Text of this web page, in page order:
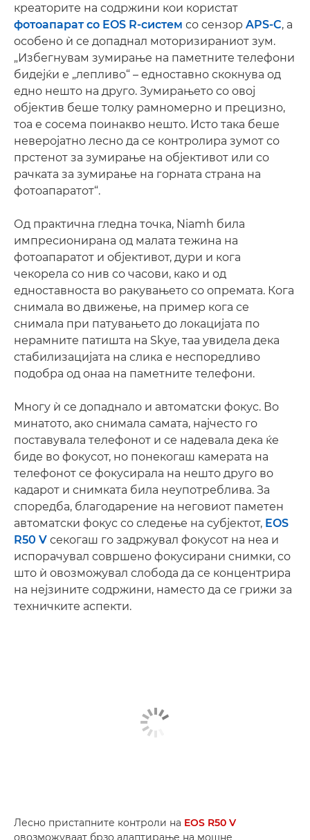
креаторите на содржини кои користат
фотоапарат со EOS R-систем со сензор APS-C, а
особено ѝ се допаднал моторизираниот зум.
„Избегнувам зумирање на паметните телефони
бидејќи е „лепливо“ – едноставно скокнува од
едно нешто на друго. Зумирањето со овој
објектив беше толку рамномерно и прецизно,
тоа е сосема поинакво нешто. Исто така беше
неверојатно лесно да се контролира зумот со
прстенот за зумирање на објективот или со
рачката за зумирање на горната страна на
фотоапаратот“.
Од практична гледна точка, Niamh била
импресионирана од малата тежина на
фотоапаратот и објективот, дури и кога
чекорела со нив со часови, како и од
едноставноста во ракувањето со опремата. Кога
снимала во движење, на пример кога се
снимала при патувањето до локацијата по
нерамните патишта на Skye, таа увидела дека
стабилизацијата на слика е неспоредливо
подобра од онаа на паметните телефони.
Многу ѝ се допаднало и автоматски фокус. Во
минатото, ако снимала самата, најчесто го
поставувала телефонот и се надевала дека ќе
биде во фокусот, но понекогаш камерата на
телефонот се фокусирала на нешто друго во
кадарот и снимката била неупотреблива. За
споредба, благодарение на неговиот паметен
автоматски фокус со следење на субјектот, EOS
R50 V секогаш го задржувал фокусот на неа и
испорачувал совршено фокусирани снимки, со
што ѝ овозможувал слобода да се концентрира
на нејзините содржини, наместо да се грижи за
техничките аспекти.
Лесно пристапните контроли на EOS R50 V
овозможуваат брзо адаптирање на мошне